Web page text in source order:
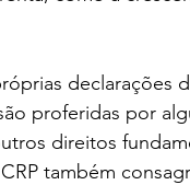
declarações
proferidas por
direitos
também